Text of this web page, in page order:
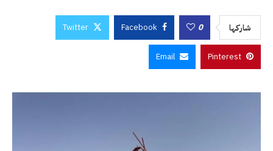
شاركها 0
Facebook
Twitter
Pinterest
Email